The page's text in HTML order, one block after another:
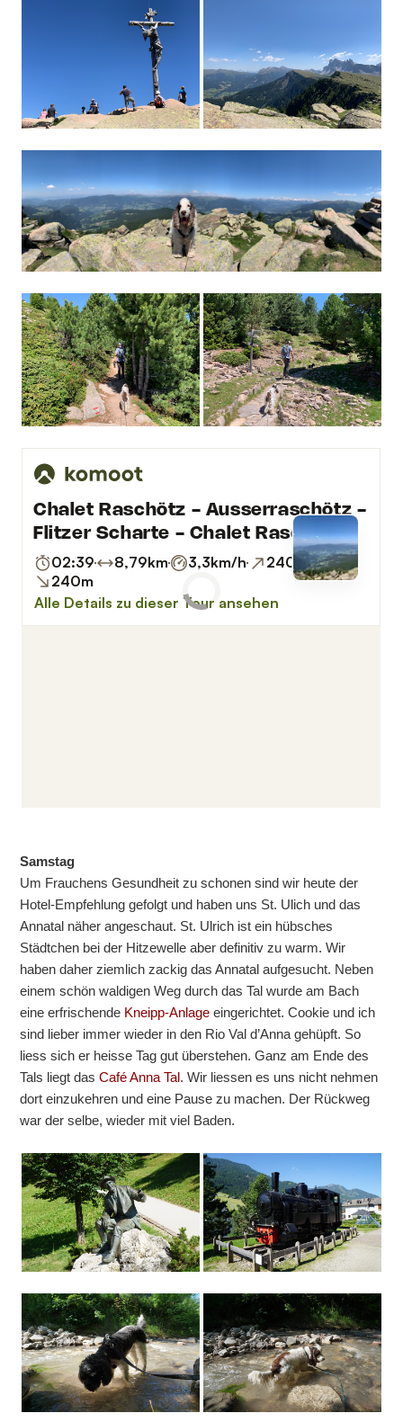
Samstag
Um Frauchens Gesundheit zu schonen sind wir heute der
Hotel-Empfehlung gefolgt und haben uns St. Ulich und das
Annatal näher angeschaut. St. Ulrich ist ein hübsches
Städtchen bei der Hitzewelle aber definitiv zu warm. Wir
haben daher ziemlich zackig das Annatal aufgesucht. Neben
einem schön waldigen Weg durch das Tal wurde am Bach
eine erfrischende Kneipp-Anlage eingerichtet. Cookie und ich
sind lieber immer wieder in den Rio Val d’Anna gehüpft. So
liess sich er heisse Tag gut überstehen. Ganz am Ende des
Tals liegt dasCafé Anna Tal. Wir liessen es uns nicht nehmen
dort einzukehren und eine Pause zu machen. Der Rückweg
war der selbe, wieder mit viel Baden.